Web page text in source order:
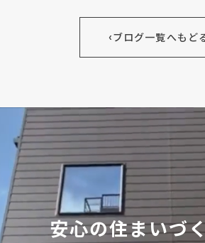
‹ブログ一覧へもど
安心の住まいづ